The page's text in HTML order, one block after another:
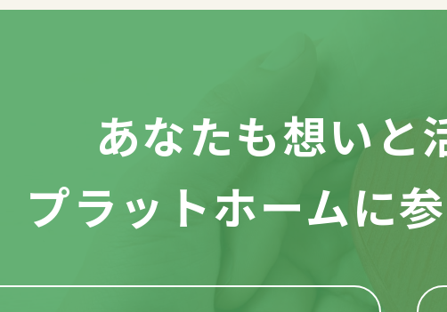
あなたも想いと
プラットホームに